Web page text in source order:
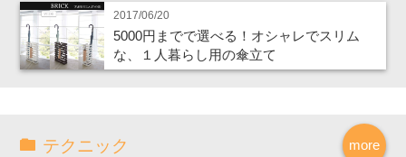
2017/06/20
5000円までで選べる！オシャレでスリム
な、１人暮らし用の傘立て
more
テクニック